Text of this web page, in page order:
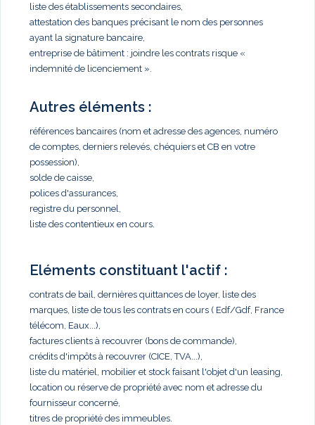
liste des établissements secondaires,
attestation des banques précisant le nom des personnes
ayant la signature bancaire,
entreprise de bâtiment : joindre les contrats risque «
indemnité de licenciement ».
Autres éléments :
références bancaires (nom et adresse des agences, numéro
de comptes, derniers relevés, chéquiers et CB en votre
possession),
solde de caisse,
polices d'assurances,
registre du personnel,
liste des contentieux en cours.
Eléments constituant l'actif :
contrats de bail, dernières quittances de loyer, liste des
marques, liste de tous les contrats en cours ( Edf/Gdf, France
télécom, Eaux...),
factures clients à recouvrer (bons de commande),
crédits d'impôts à recouvrer (CICE, TVA...),
liste du matériel, mobilier et stock faisant l'objet d'un leasing,
location ou réserve de propriété avec nom et adresse du
fournisseur concerné,
titres de propriété des immeubles.